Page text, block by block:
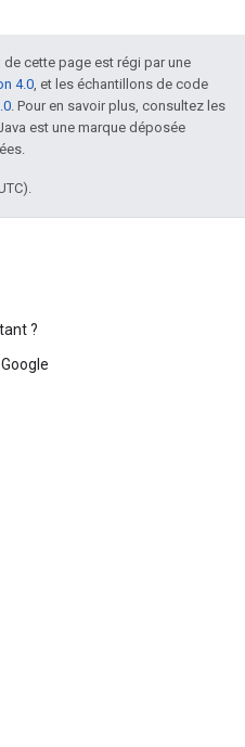
cette page est régi par une
4.0 , et les échantillons de code
. Pour en savoir plus, consultez les
Java est une marque déposée
?